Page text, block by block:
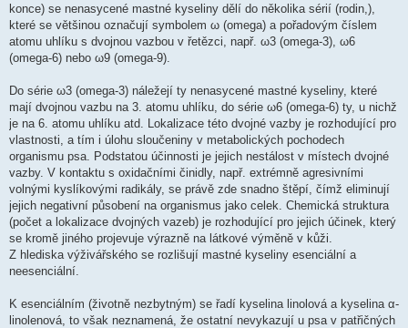
konce) se nenasycené mastné kyseliny dělí do několika sérií (rodin,),
které se většinou označují symbolem ω (omega) a pořadovým číslem
atomu uhlíku s dvojnou vazbou v řetězci, např. ω3 (omega-3), ω6
(omega-6) nebo ω9 (omega-9).
Do série ω3 (omega-3) náležejí ty nenasycené mastné kyseliny, které
mají dvojnou vazbu na 3. atomu uhlíku, do série ω6 (omega-6) ty, u nichž
je na 6. atomu uhlíku atd. Lokalizace této dvojné vazby je rozhodující pro
vlastnosti, a tím i úlohu sloučeniny v metabolických pochodech
organismu psa. Podstatou účinnosti je jejich nestálost v místech dvojné
vazby. V kontaktu s oxidačními činidly, např. extrémně agresivními
volnými kyslíkovými radikály, se právě zde snadno štěpí, čímž eliminují
jejich negativní působení na organismus jako celek. Chemická struktura
(počet a lokalizace dvojných vazeb) je rozhodující pro jejich účinek, který
se kromě jiného projevuje výrazně na látkové výměně v kůži.
Z hlediska výživářského se rozlišují mastné kyseliny esenciální a
neesenciální.
K esenciálním (životně nezbytným) se řadí kyselina linolová a kyselina α-
linolenová, to však neznamená, že ostatní nevykazují u psa v patřičných